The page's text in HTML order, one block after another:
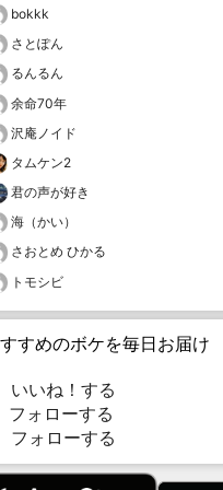
bokkk
さとぽん
るんるん
余命70年
沢庵ノイド
タムケン2
君の声が好き
海（かい）
さおとめ ひかる
トモシビ
すめのボケを毎日お届け
いいね！する
ォローする
フォローする